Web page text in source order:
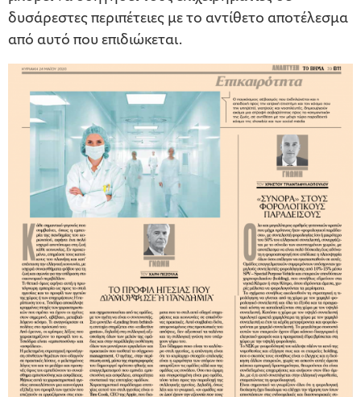
δυσάρεστες περιπέτειες με το αντίθετο αποτέλεσμα
από αυτό που επιδιώκεται.